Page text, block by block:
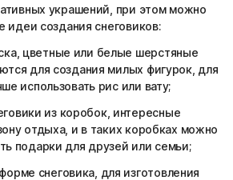
украшений, при этом можно
идеи создания снеговиков:
цветные или белые шерстяные
для создания милых фигурок, для
использовать рис или вату;
из коробок, интересные
отдыха, и в таких коробках можно
подарки для друзей или семьи;
снеговика, для изготовления